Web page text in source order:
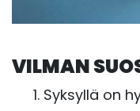
VILMAN
Syksyllä on